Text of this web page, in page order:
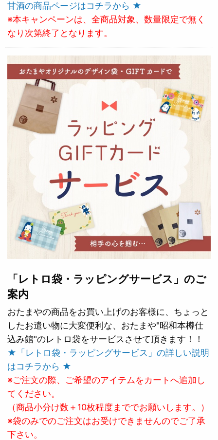
甘酒の商品ページはコチラから ★
※本キャンペーンは、全商品対象、数量限定で無く
なり次第終了となります。
「レトロ袋・ラッピングサービス」のご
案内
おたまやの商品をお買い上げのお客様に、ちょっと
したお遣い物に大変便利な、おたまや"昭和本樽仕
込み館"のレトロ袋をサービスさせて頂きます！！
★「レトロ袋・ラッピングサービス」の詳しい説明
はコチラから ★
※ご注文の際、ご希望のアイテムをカートへ追加し
てください。
（商品小分け数＋10枚程度まででお願いします。）
※袋のみでのご注文はお受けできませんのでご了承
下さい。